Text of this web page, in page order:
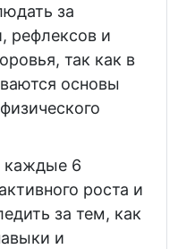
за
рефлексов и
так как в
основы
каждые 6
роста и
за тем, как
и